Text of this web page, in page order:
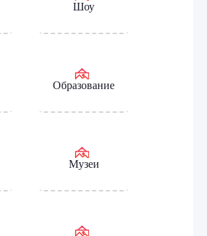
Шоу
Образование
Музеи